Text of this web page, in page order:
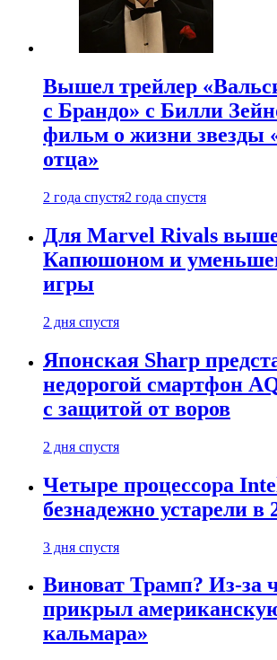
Вышел трейлер
с Брандо» с Билли
фильм о жизни звезды
отца»
2 года спустя2 года спустя
Для Marvel Rivals
Капюшоном и
игры
2 дня спустя
Японская Sharp
недорогой смартфон
с защитой от воров
2 дня спустя
Четыре процессора
безнадежно устарели в
3 дня спустя
Виноват Трамп? Из-за
прикрыл
кальмара»